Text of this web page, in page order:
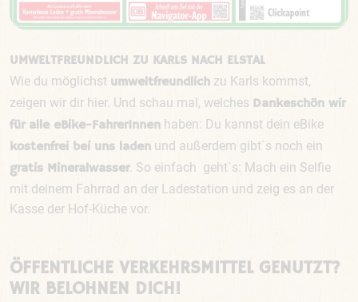
UMWELTFREUNDLICH ZU KARLS NACH ELSTAL
Wie du möglichst umweltfreundlich zu Karls kommst,
zeigen wir dir hier. Und schau mal, welches Dankeschön wir
für alle eBike-FahrerInnen haben: Du kannst dein eBike
kostenfrei bei uns laden und außerdem gibt`s noch ein
gratis Mineralwasser. So einfach geht`s: Mach ein Selfie
mit deinem Fahrrad an der Ladestation und zeig es an der
Kasse der Hof-Küche vor.
ÖFFENTLICHE VERKEHRSMITTEL GENUTZT?
WIR BELOHNEN DICH!